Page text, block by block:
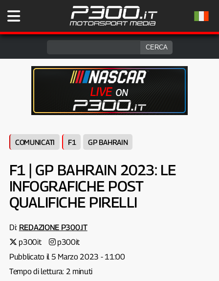
COMUNICATI F1 GP BAHRAIN
F1 | GP BAHRAIN 2023: LE
INFOGRAFICHE POST
QUALIFICHE PIRELLI
Di: REDAZIONE P300.IT
p300it
p300it
Pubblicato il 5 Marzo 2023 - 11:00
Tempo di lettura: 2 minuti